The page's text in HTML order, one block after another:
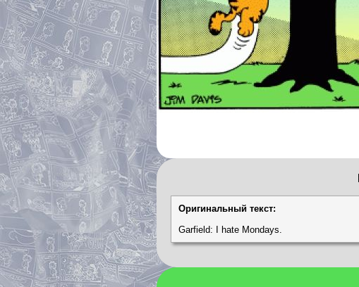
Оригинальный текст:
Garfield: I hate Mondays.